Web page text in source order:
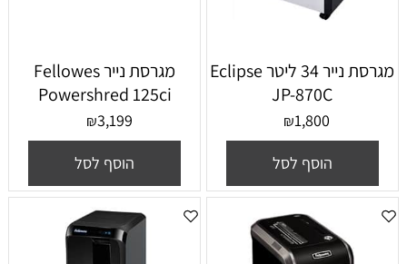
מגרסת נייר ‏34 ‏ליטר Eclipse
JP-870C
₪1,800
הוסף לסל
מגרסת נייר Fellowes
Powershred 125ci
₪3,199
הוסף לסל